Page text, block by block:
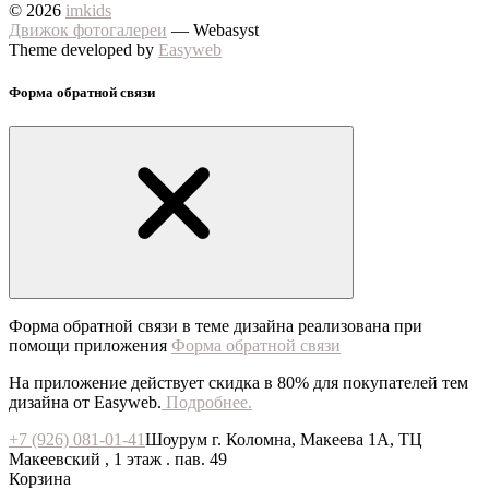
© 2026 imkids
Движок фотогалереи — Webasyst
Theme developed by Easyweb
Форма обратной связи
Форма обратной связи в теме дизайна реализована при
помощи приложения Форма обратной связи
На приложение действует скидка в 80% для покупателей тем
дизайна от Easyweb. Подробнее.
+7 (926) 081-01-41Шоурум г. Коломна, Макеева 1А, ТЦ
Макеевский , 1 этаж . пав. 49
Корзина